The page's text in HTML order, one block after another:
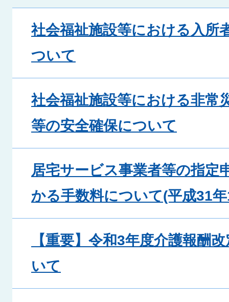
社会福祉施設等における入所
ついて
社会福祉施設等における非常
等の安全確保について
居宅サービス事業者等の指定
かる手数料について(平成31
【重要】令和3年度介護報酬
いて